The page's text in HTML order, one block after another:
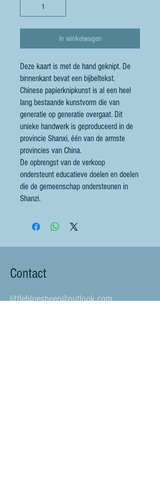
In winkelwagen
Deze kaart is met de hand geknipt. De
binnenkant bevat een bijbeltekst.
Chinese papierknipkunst is al een heel
lang bestaande kunstvorm die van
generatie op generatie overgaat. Dit
unieke handwerk is geproduceerd in de
provincie Shanxi, één van de armste
provincies van China.
De opbrengst van de verkoop
ondersteunt educatieve doelen en doelen
die de gemeenschap ondersteunen in
Shanzi.
Contact
littlebluesheep@outlook.com